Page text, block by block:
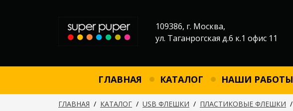
109386, г. Москва,
ул. Таганрогская д.6 к.1 офис 11
ГЛАВНАЯ КАТАЛОГ НАШИ РАБОТЫ
ГЛАВНАЯ / КАТАЛОГ / USB ФЛЕШКИ / ПЛАСТИКОВЫЕ ФЛЕШКИ /